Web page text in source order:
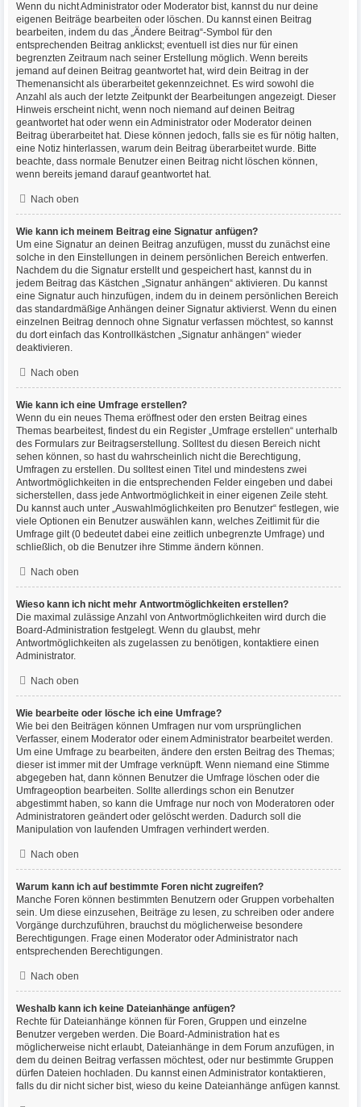
Wenn du nicht Administrator oder Moderator bist, kannst du nur deine
eigenen Beiträge bearbeiten oder löschen. Du kannst einen Beitrag
bearbeiten, indem du das „Ändere Beitrag“-Symbol für den
entsprechenden Beitrag anklickst; eventuell ist dies nur für einen
begrenzten Zeitraum nach seiner Erstellung möglich. Wenn bereits
jemand auf deinen Beitrag geantwortet hat, wird dein Beitrag in der
Themenansicht als überarbeitet gekennzeichnet. Es wird sowohl die
Anzahl als auch der letzte Zeitpunkt der Bearbeitungen angezeigt. Dieser
Hinweis erscheint nicht, wenn noch niemand auf deinen Beitrag
geantwortet hat oder wenn ein Administrator oder Moderator deinen
Beitrag überarbeitet hat. Diese können jedoch, falls sie es für nötig halten,
eine Notiz hinterlassen, warum dein Beitrag überarbeitet wurde. Bitte
beachte, dass normale Benutzer einen Beitrag nicht löschen können,
wenn bereits jemand darauf geantwortet hat.
Nach oben
Wie kann ich meinem Beitrag eine Signatur anfügen?
Um eine Signatur an deinen Beitrag anzufügen, musst du zunächst eine
solche in den Einstellungen in deinem persönlichen Bereich entwerfen.
Nachdem du die Signatur erstellt und gespeichert hast, kannst du in
jedem Beitrag das Kästchen „Signatur anhängen“ aktivieren. Du kannst
eine Signatur auch hinzufügen, indem du in deinem persönlichen Bereich
das standardmäßige Anhängen deiner Signatur aktivierst. Wenn du einen
einzelnen Beitrag dennoch ohne Signatur verfassen möchtest, so kannst
du dort einfach das Kontrollkästchen „Signatur anhängen“ wieder
deaktivieren.
Nach oben
Wie kann ich eine Umfrage erstellen?
Wenn du ein neues Thema eröffnest oder den ersten Beitrag eines
Themas bearbeitest, findest du ein Register „Umfrage erstellen“ unterhalb
des Formulars zur Beitragserstellung. Solltest du diesen Bereich nicht
sehen können, so hast du wahrscheinlich nicht die Berechtigung,
Umfragen zu erstellen. Du solltest einen Titel und mindestens zwei
Antwortmöglichkeiten in die entsprechenden Felder eingeben und dabei
sicherstellen, dass jede Antwortmöglichkeit in einer eigenen Zeile steht.
Du kannst auch unter „Auswahlmöglichkeiten pro Benutzer“ festlegen, wie
viele Optionen ein Benutzer auswählen kann, welches Zeitlimit für die
Umfrage gilt (0 bedeutet dabei eine zeitlich unbegrenzte Umfrage) und
schließlich, ob die Benutzer ihre Stimme ändern können.
Nach oben
Wieso kann ich nicht mehr Antwortmöglichkeiten erstellen?
Die maximal zulässige Anzahl von Antwortmöglichkeiten wird durch die
Board-Administration festgelegt. Wenn du glaubst, mehr
Antwortmöglichkeiten als zugelassen zu benötigen, kontaktiere einen
Administrator.
Nach oben
Wie bearbeite oder lösche ich eine Umfrage?
Wie bei den Beiträgen können Umfragen nur vom ursprünglichen
Verfasser, einem Moderator oder einem Administrator bearbeitet werden.
Um eine Umfrage zu bearbeiten, ändere den ersten Beitrag des Themas;
dieser ist immer mit der Umfrage verknüpft. Wenn niemand eine Stimme
abgegeben hat, dann können Benutzer die Umfrage löschen oder die
Umfrageoption bearbeiten. Sollte allerdings schon ein Benutzer
abgestimmt haben, so kann die Umfrage nur noch von Moderatoren oder
Administratoren geändert oder gelöscht werden. Dadurch soll die
Manipulation von laufenden Umfragen verhindert werden.
Nach oben
Warum kann ich auf bestimmte Foren nicht zugreifen?
Manche Foren können bestimmten Benutzern oder Gruppen vorbehalten
sein. Um diese einzusehen, Beiträge zu lesen, zu schreiben oder andere
Vorgänge durchzuführen, brauchst du möglicherweise besondere
Berechtigungen. Frage einen Moderator oder Administrator nach
entsprechenden Berechtigungen.
Nach oben
Weshalb kann ich keine Dateianhänge anfügen?
Rechte für Dateianhänge können für Foren, Gruppen und einzelne
Benutzer vergeben werden. Die Board-Administration hat es
möglicherweise nicht erlaubt, Dateianhänge in dem Forum anzufügen, in
dem du deinen Beitrag verfassen möchtest, oder nur bestimmte Gruppen
dürfen Dateien hochladen. Du kannst einen Administrator kontaktieren,
falls du dir nicht sicher bist, wieso du keine Dateianhänge anfügen kannst.